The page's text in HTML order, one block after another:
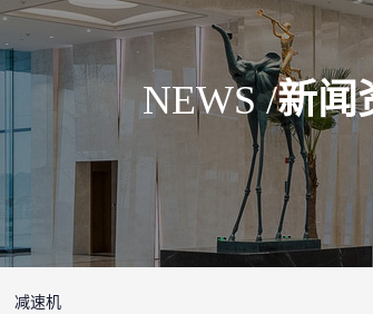
NEWS /新闻
减速机